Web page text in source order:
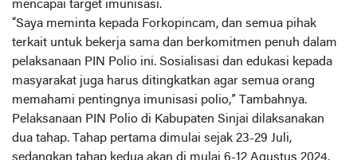
mencapai target imunisasi.
“Saya meminta kepada Forkopincam, dan semua pihak
terkait untuk bekerja sama dan berkomitmen penuh dalam
pelaksanaan PIN Polio ini. Sosialisasi dan edukasi kepada
masyarakat juga harus ditingkatkan agar semua orang
memahami pentingnya imunisasi polio,” Tambahnya.
Pelaksanaan PIN Polio di Kabupaten Sinjai dilaksanakan
dua tahap. Tahap pertama dimulai sejak 23-29 Juli,